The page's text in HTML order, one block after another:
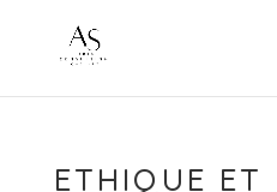
ETHIQUE ET